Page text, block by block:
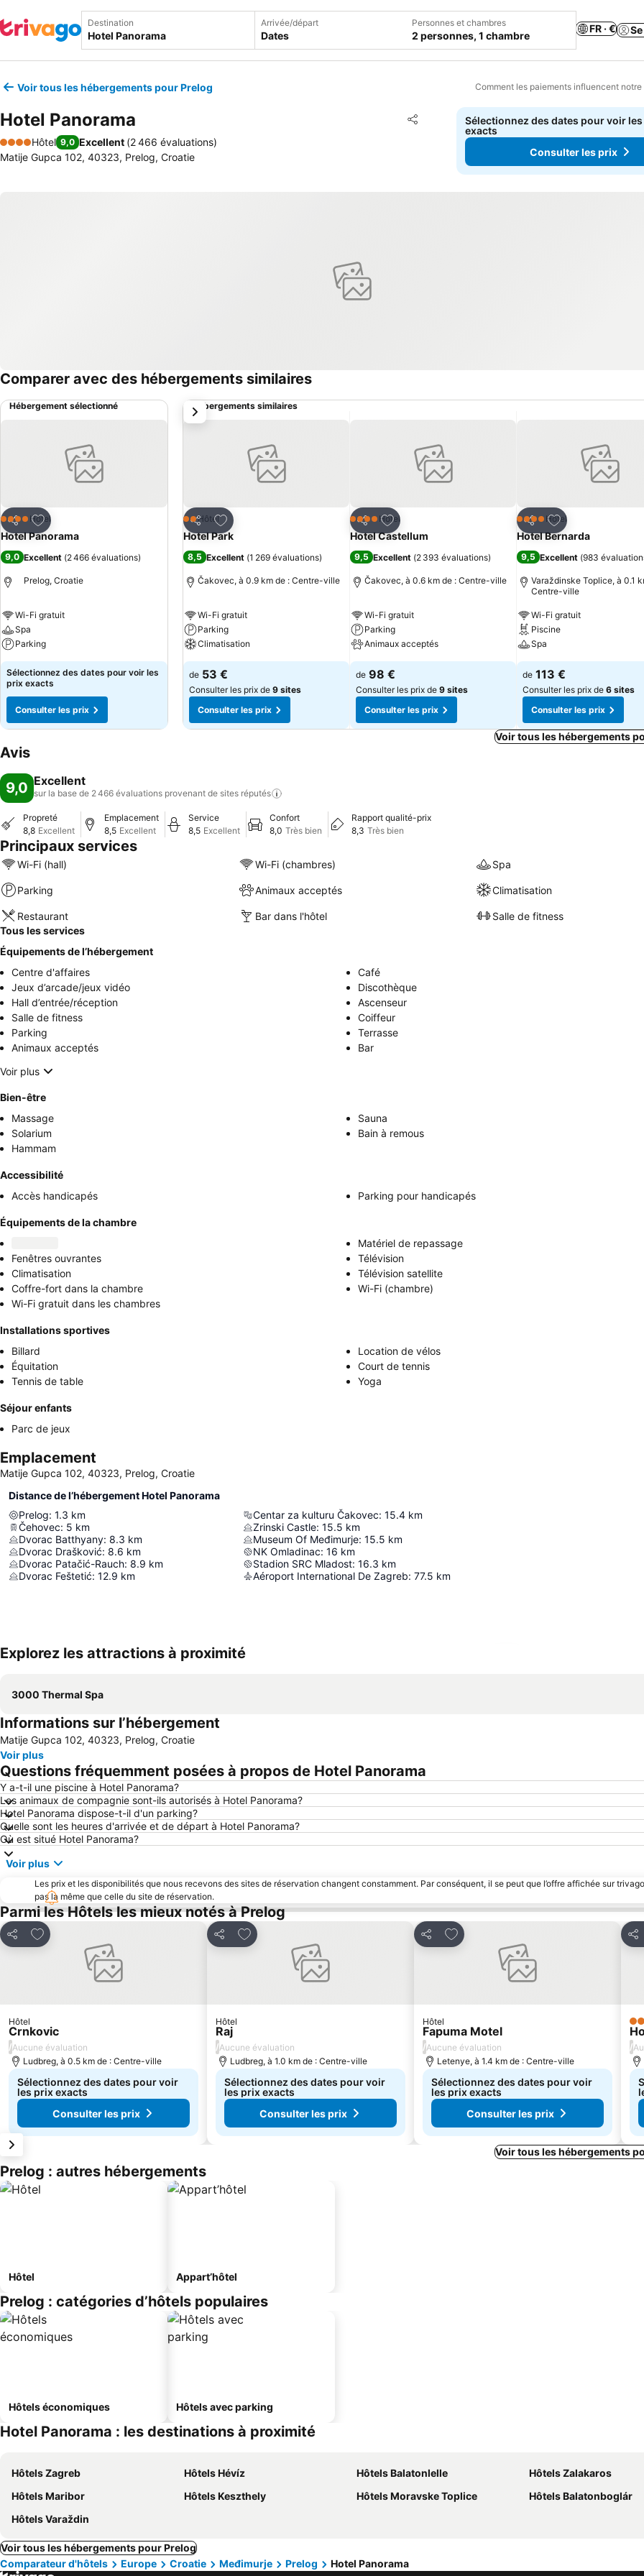
Destination Arrivée/départ
Dates
Personnes et chambres
2 personnes, 1 chambre
FR · €
Voir tous les hébergements pour Prelog Comment les paiements influencent
Hotel Panorama Partager
Ajouter à mes favoris
4 Étoiles
Hôtel 9,0 Excellent (2 466 évaluations)
Matije Gupca 102, 40323, Prelog, Croatie
Sélectionnez des dates pour voir
exacts
Consulter les prix
Comparer avec des hébergements similaires
Hébergement sélectionné
Partager
Ajouter à mes favoris
4 ÉtoilesHôtel
Hotel Panorama
9,0 Excellent (2 466 évaluations)
Prelog, Croatie
Wi-Fi gratuit
Spa
Parking
Sélectionnez des dates pour voir les
prix exacts
Consulter les prix
Hébergements similaires
Partager
Ajouter à mes favoris
2 Étoiles
Hôtel
Hotel Park
8,5 Excellent (1 269 évaluations)
Čakovec, à 0.9 km de : Centre-ville
Wi-Fi gratuit
Parking
Climatisation
de 53 €
Consulter les prix de 9 sites
Consulter les prix
Partager
Ajouter à mes favoris
4 ÉtoilesHôtel
Hotel Castellum
9,5 Excellent (2 393 évaluations)
Čakovec, à 0.6 km de : Centre-ville
Wi-Fi gratuit
Parking
Animaux acceptés
de 98 €
Consulter les prix de 9 sites
Consulter les prix
Partager
Ajouter à mes
4 ÉtoilesHôtel
Hotel Bernarda
9,5 Excellent (983
Varaždinske Toplice, à 0.1
Centre-ville
Wi-Fi gratuit
Piscine
Spa
de 113 €
Consulter les prix de 6 sites
Consulter les prix
suivant
Voir tous les hébergements
Avis
9,0 Excellent
sur la base de 2 466 évaluations provenant de sites réputés
Propreté
8,8 Excellent
Emplacement
8,5 Excellent
Service
8,5 Excellent
Confort
8,0 Très bien
Rapport qualité-prix
8,3 Très bien
Principaux services
Wi-Fi (hall) Wi-Fi (chambres) Spa
Parking Animaux acceptés Climatisation
Restaurant Bar dans l'hôtel
Salle de fitness
Tous les services
Équipements de l’hébergement
Centre d'affaires
Café
Jeux d’arcade/jeux vidéo
Discothèque
Hall d’entrée/réception
Ascenseur
Salle de fitness
Coiffeur
Parking
Terrasse
Animaux acceptés
Bar
Voir plus
Bien-être
Massage
Sauna
Solarium
Bain à remous
Hammam
Accessibilité
Accès handicapés
Parking pour handicapés
Équipements de la chambre
Matériel de repassage
Fenêtres ouvrantes
Télévision
Climatisation
Télévision satellite
Coffre-fort dans la chambre
Wi-Fi (chambre)
Wi-Fi gratuit dans les chambres
Installations sportives
Billard
Location de vélos
Équitation
Court de tennis
Tennis de table
Yoga
Séjour enfants
Parc de jeux
Emplacement
Matije Gupca 102, 40323, Prelog, Croatie
Distance de l’hébergement Hotel Panorama
Prelog: 1.3 km
Čehovec: 5 km
Dvorac Batthyany: 8.3 km
Dvorac Drašković: 8.6 km
Dvorac Patačić-Rauch: 8.9 km
Dvorac Feštetić: 12.9 km
Centar za kulturu Čakovec: 15.4 km
Zrinski Castle: 15.5 km
Museum Of Međimurje: 15.5 km
NK Omladinac: 16 km
Stadion SRC Mladost: 16.3 km
Aéroport International De Zagreb: 77.5 km
Explorez les attractions à proximité
3000 Thermal Spa
Informations sur l’hébergement
Matije Gupca 102, 40323, Prelog, Croatie
Voir plus
Questions fréquemment posées à propos de Hotel Panorama
Y a-t-il une piscine à Hotel Panorama?
Les animaux de compagnie sont-ils autorisés à Hotel Panorama?
Hotel Panorama dispose-t-il d'un parking?
Quelle sont les heures d'arrivée et de départ à Hotel Panorama?
Où est situé Hotel Panorama?
Voir plus
Les prix et les disponibilités que nous recevons des sites de réservation changent constamment. Par conséquent, il se peut que l’offre affichée sur
pas la même que celle du site de réservation.
Parmi les Hôtels les mieux notés à Prelog
Partager
Ajouter à mes favoris
Hôtel
Crnkovic
/Aucune évaluation
Ludbreg, à 0.5 km de : Centre-ville
Sélectionnez des dates pour voir
les prix exacts
Consulter les prix
Partager
Ajouter à mes favoris
Hôtel
Raj
/Aucune évaluation
Ludbreg, à 1.0 km de : Centre-ville
Sélectionnez des dates pour voir
les prix exacts
Consulter les prix
Partager
Ajouter à mes favoris
Hôtel
Fapuma Motel
/Aucune évaluation
Letenye, à 1.4 km de : Centre-ville
Sélectionnez des dates pour voir
les prix exacts
Consulter les prix
3
/
Voir tous les hébergements
Prelog : autres hébergements
Hôtel Appart’hôtel
Prelog : catégories d’hôtels populaires
Hôtels économiques Hôtels avec parking
Hotel Panorama : les destinations à proximité
Hôtels Zagreb Hôtels Hévíz Hôtels Balatonlelle
Hôtels Zalakaros
Hôtels Maribor
Hôtels Keszthely Hôtels Moravske Toplice
Hôtels Balatonboglár
Hôtels Varaždin
Voir tous les hébergements pour Prelog
Comparateur d'hôtels
Europe Croatie Međimurje Prelog Hotel Panorama